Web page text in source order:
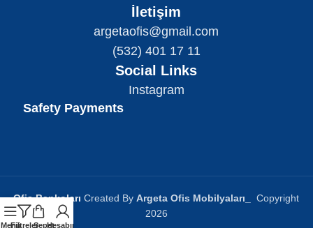
İletişim
argetaofis@gmail.com
(532) 401 17 11
Social Links
Instagram
Safety Payments
Ofis Bankoları Created ByArgeta Ofis Mobilyaları
Copyright
2026
MenüFiltrelerSepetHesabım